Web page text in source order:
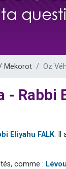
Il reste 49 places
12 nouvelles
Mekorot Oz
- Rabbi
Eliyahu FALK. Il
comme :